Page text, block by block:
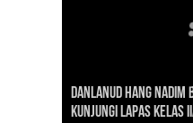
Danlanud Hang Nadim
Kunjungi Lapas Kelas
Silaturahmi dan Reses
Jambi Bahas
Edukasi
Penerus
Cepat Beroperasi Agar
Penuhi Kebutuhannya
Nusantara: Ratu
dengan Pengaruh